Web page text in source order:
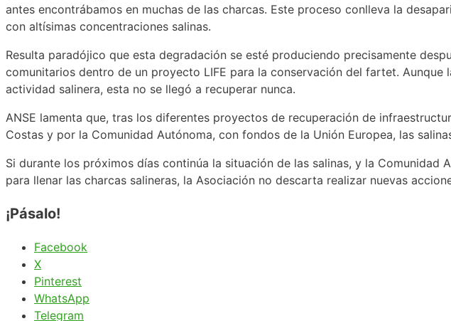
antes encontrábamos en muchas de las charcas. Este proceso conlleva la
con altísimas concentraciones salinas.
Resulta paradójico que esta degradación se esté produciendo precisamente
comunitarios dentro de un proyecto LIFE para la conservación del fartet.
actividad salinera, esta no se llegó a recuperar nunca.
ANSE lamenta que, tras los diferentes proyectos de recuperación de
Costas y por la Comunidad Autónoma, con fondos de la Unión Europea, las
Si durante los próximos días continúa la situación de las salinas, y la
para llenar las charcas salineras, la Asociación no descarta realizar nuevas
¡Pásalo!
Facebook
X
Pinterest
WhatsApp
Telegram